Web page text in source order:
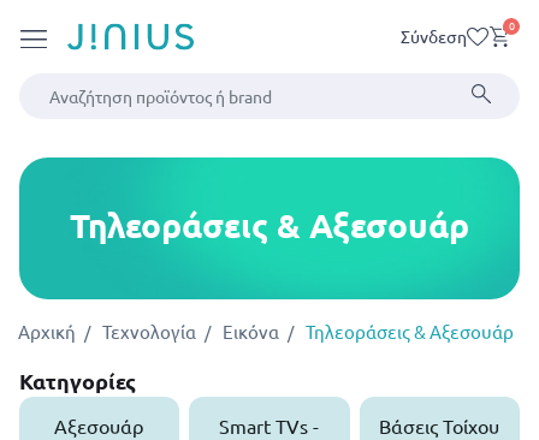
Σύνδεση 0
Τηλεοράσεις & Αξεσουάρ
Αρχική Τεχνολογία Εικόνα Τηλεοράσεις & Αξεσουάρ
Κατηγορίες
Αξεσουάρ
Smart TVs -
Βάσεις Τοίχου